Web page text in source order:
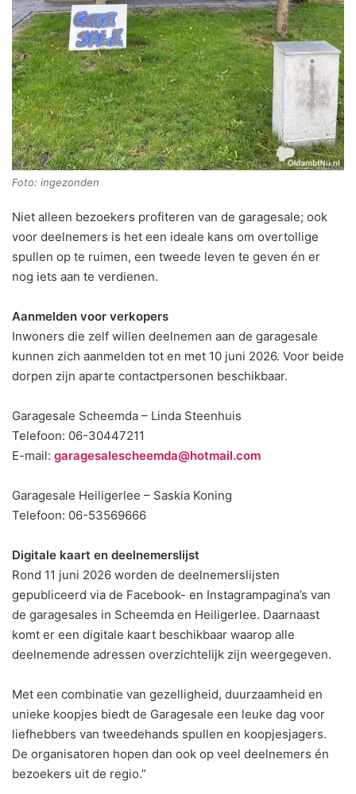
Foto: ingezonden
Niet alleen bezoekers profiteren van de garagesale; ook
voor deelnemers is het een ideale kans om overtollige
spullen op te ruimen, een tweede leven te geven én er
nog iets aan te verdienen.
Aanmelden voor verkopers
Inwoners die zelf willen deelnemen aan de garagesale
kunnen zich aanmelden tot en met 10 juni 2026. Voor beide
dorpen zijn aparte contactpersonen beschikbaar.
Garagesale Scheemda – Linda Steenhuis
Telefoon: 06-30447211
E-mail: garagesalescheemda@hotmail.com
Garagesale Heiligerlee – Saskia Koning
Telefoon: 06-53569666
Digitale kaart en deelnemerslijst
Rond 11 juni 2026 worden de deelnemerslijsten
gepubliceerd via de Facebook- en Instagrampagina’s van
de garagesales in Scheemda en Heiligerlee. Daarnaast
komt er een digitale kaart beschikbaar waarop alle
deelnemende adressen overzichtelijk zijn weergegeven.
Met een combinatie van gezelligheid, duurzaamheid en
unieke koopjes biedt de Garagesale een leuke dag voor
liefhebbers van tweedehands spullen en koopjesjagers.
De organisatoren hopen dan ook op veel deelnemers én
bezoekers uit de regio.”